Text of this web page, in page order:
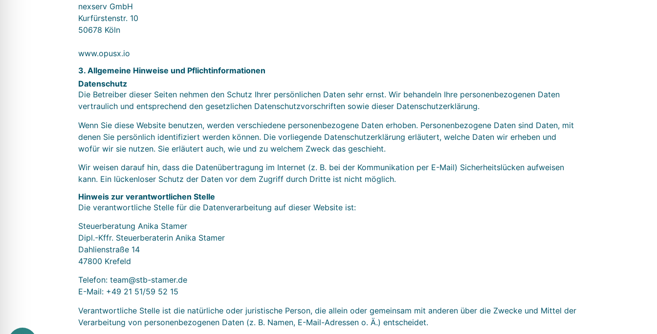
nexserv GmbH
Kurfürstenstr. 10
50678 Köln
www.opusx.io
3. Allgemeine Hinweise und Pflicht­informationen
Datenschutz
Die Betreiber dieser Seiten nehmen den Schutz Ihrer persönlichen Daten sehr ernst. Wir behandeln Ihre personenbezogenen Daten
vertraulich und entsprechend den gesetzlichen Datenschutzvorschriften sowie dieser Datenschutzerklärung.
Wenn Sie diese Website benutzen, werden verschiedene personenbezogene Daten erhoben. Personenbezogene Daten sind Daten, mit
denen Sie persönlich identifiziert werden können. Die vorliegende Datenschutzerklärung erläutert, welche Daten wir erheben und
wofür wir sie nutzen. Sie erläutert auch, wie und zu welchem Zweck das geschieht.
Wir weisen darauf hin, dass die Datenübertragung im Internet (z. B. bei der Kommunikation per E-Mail) Sicherheitslücken aufweisen
kann. Ein lückenloser Schutz der Daten vor dem Zugriff durch Dritte ist nicht möglich.
Hinweis zur verantwortlichen Stelle
Die verantwortliche Stelle für die Datenverarbeitung auf dieser Website ist:
Steuerberatung Anika Stamer
Dipl.-Kffr. Steuerberaterin Anika Stamer
Dahlienstraße 14
47800 Krefeld
Telefon: team@stb-stamer.de
E-Mail: +49 21 51/59 52 15
Verantwortliche Stelle ist die natürliche oder juristische Person, die allein oder gemeinsam mit anderen über die Zwecke und Mittel der
Verarbeitung von personenbezogenen Daten (z. B. Namen, E-Mail-Adressen o. Ä.) entscheidet.